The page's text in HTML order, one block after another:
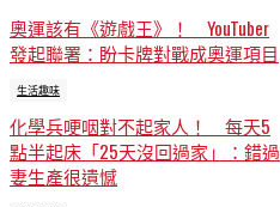
奧運該有《遊戲王》！ YouTuber
發起聯署：盼卡牌對戰成奧運項目
生活趣味
化學兵哽咽對不起家人！ 每天5
點半起床「25天沒回過家」：錯過
妻生產很遺憾